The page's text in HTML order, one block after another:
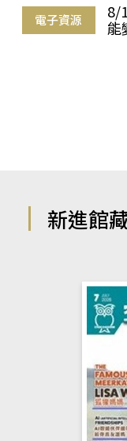
電子資源
8/
能
新進館